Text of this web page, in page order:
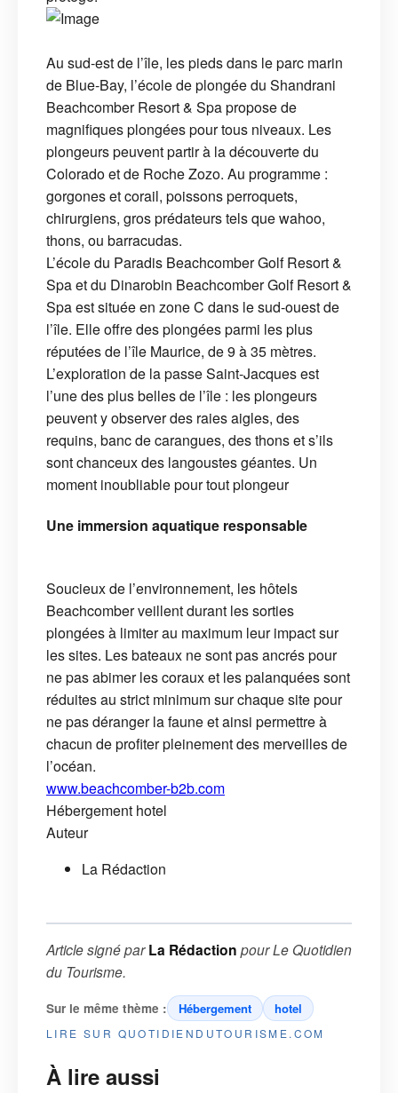
Au sud-est de l’île, les pieds dans le parc marin
de Blue-Bay, l’école de plongée du Shandrani
Beachcomber Resort & Spa propose de
magnifiques plongées pour tous niveaux. Les
plongeurs peuvent partir à la découverte du
Colorado et de Roche Zozo. Au programme :
gorgones et corail, poissons perroquets,
chirurgiens, gros prédateurs tels que wahoo,
thons, ou barracudas.
L’école du Paradis Beachcomber Golf Resort &
Spa et du Dinarobin Beachcomber Golf Resort &
Spa est située en zone C dans le sud-ouest de
l’île. Elle offre des plongées parmi les plus
réputées de l’île Maurice, de 9 à 35 mètres.
L’exploration de la passe Saint-Jacques est
l’une des plus belles de l’île : les plongeurs
peuvent y observer des raies aigles, des
requins, banc de carangues, des thons et s’ils
sont chanceux des langoustes géantes. Un
moment inoubliable pour tout plongeur
Une immersion aquatique responsable
Soucieux de l’environnement, les hôtels
Beachcomber veillent durant les sorties
plongées à limiter au maximum leur impact sur
les sites. Les bateaux ne sont pas ancrés pour
ne pas abimer les coraux et les palanquées sont
réduites au strict minimum sur chaque site pour
ne pas déranger la faune et ainsi permettre à
chacun de profiter pleinement des merveilles de
l’océan.
www.beachcomber-b2b.com
Hébergement hotel
Auteur
La Rédaction
Article signé parLa Rédaction pourLe Quotidien
du Tourisme.
Sur le même thème : Hébergement hotel
LIRE SUR QUOTIDIENDUTOURISME.COM
À lire aussi